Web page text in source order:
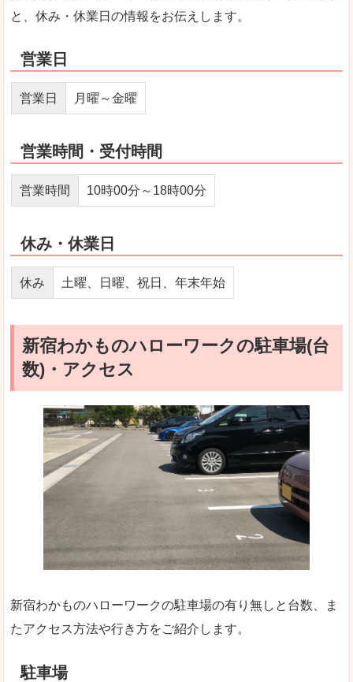
と、休み・休業日の情報をお伝えします。
営業日
営業日 月曜～金曜
営業時間・受付時間
営業時間 10時00分～18時00分
休み・休業日
休み 土曜、日曜、祝日、年末年始
新宿わかものハローワークの駐車場(台
数)・アクセス
新宿わかものハローワークの駐車場の有り無しと台数、ま
たアクセス方法や行き方をご紹介します。
駐車場